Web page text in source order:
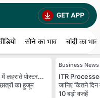
सोने का भाव चांदी का भाव
लहराते पोस्टर...
का हुजूम
Business News
ITR
जानिए कितने
10 बड़ी वजहें